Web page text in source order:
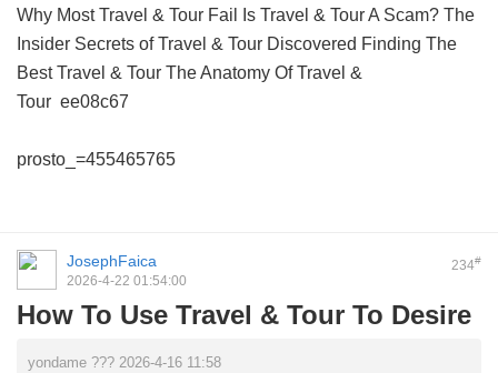
Why Most Travel & Tour Fail Is Travel & Tour A Scam? The
Insider Secrets of Travel & Tour Discovered Finding The
Best Travel & Tour The Anatomy Of Travel &
Tour ee08c67
prosto_=455465765
234#
JosephFaica
2026-4-22 01:54:00
How To Use Travel & Tour To Desire
yondame ??? 2026-4-16 11:58